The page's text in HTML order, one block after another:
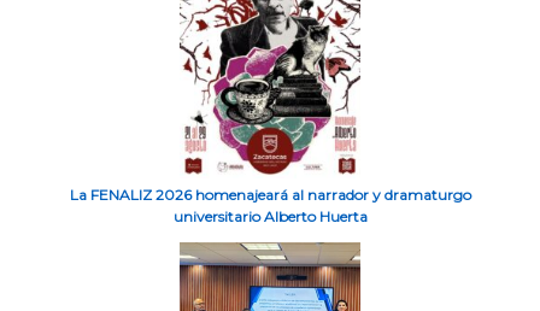
La FENALIZ 2026 homenajeará al narrador y dramaturgo
universitario Alberto Huerta